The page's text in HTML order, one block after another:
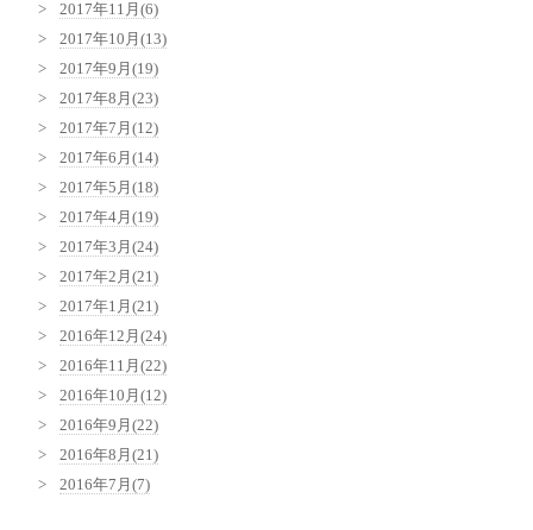
2017年11月(6)
2017年10月(13)
2017年9月(19)
2017年8月(23)
2017年7月(12)
2017年6月(14)
2017年5月(18)
2017年4月(19)
2017年3月(24)
2017年2月(21)
2017年1月(21)
2016年12月(24)
2016年11月(22)
2016年10月(12)
2016年9月(22)
2016年8月(21)
2016年7月(7)